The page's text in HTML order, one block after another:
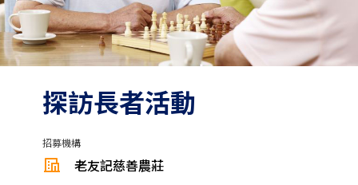
探訪長者活動
招募機構
老友記慈善農莊